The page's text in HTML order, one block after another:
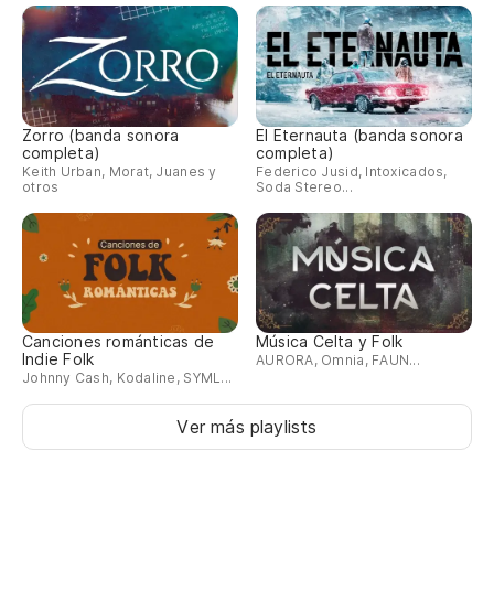
Zorro (banda sonora
completa)
Keith Urban, Morat, Juanes y
otros
El Eternauta (banda sonora
completa)
Federico Jusid, Intoxicados,
Soda Stereo...
Canciones románticas de
Indie Folk
Johnny Cash, Kodaline, SYML...
Música Celta y Folk
AURORA, Omnia, FAUN...
Ver más playlists